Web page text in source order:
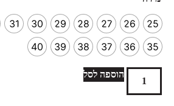
25
26
27
28
29
30
31
35
36
37
38
39
40
הוספה לסל